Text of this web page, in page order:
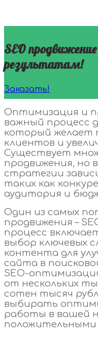
SEO
результатам!
Заказать!
Оптимизация и
важный процесс
который желает
клиентов и
Существует
продвижения, но
стратегии
таких как
аудитория и
Один из самых
продвижения –
процесс
выбор ключевых
контента для
сайта в
SEO-
от нескольких
сотен тысяч
выбирать
работы в вашей